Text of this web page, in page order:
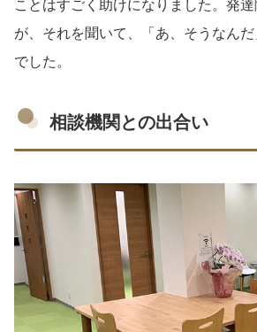
ことはすごく助けになりました。発
が、それを聞いて、「あ、そうなん
でした。
相談機関との出合い